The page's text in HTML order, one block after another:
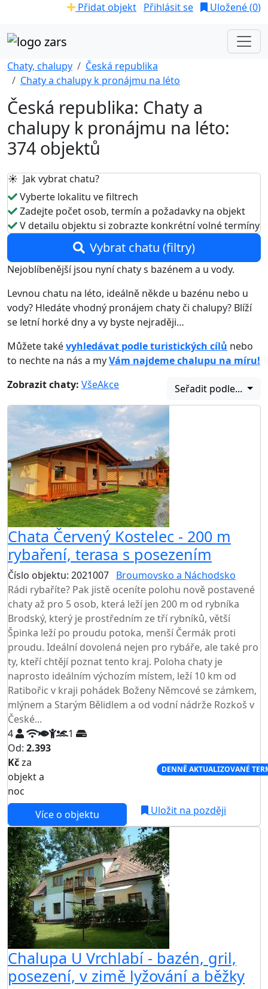
Přidat objekt Přihlásit se Uložené (0)
Chaty, chalupy
Česká republika
Chaty a chalupy k pronájmu na léto
Česká republika: Chaty a
chalupy k pronájmu na léto:
374 objektů
☀️ Jak vybrat chatu?
Vyberte lokalitu ve filtrech
Zadejte počet osob, termín a požadavky na objekt
V detailu objektu si zobrazte konkrétní volné termíny
Vybrat chatu (filtry)
Nejoblíbenější jsou nyní chaty s bazénem a u vody.
Levnou chatu na léto, ideálně někde u bazénu nebo u
vody? Hledáte vhodný pronájem chaty či chalupy? Blíží
se letní horké dny a vy byste nejraději…
Můžete takévyhledávat podle turistických cílů nebo
to nechte na nás a myVám najdeme chalupu na míru!
Zobrazit chaty: VšeAkce Seřadit podle...
Chata Červený Kostelec - 200 m
rybaření, terasa s posezením
Číslo objektu: 2021007 Broumovsko a Náchodsko
Rádi rybaříte? Pak jistě oceníte polohu nově postavené
chaty až pro 5 osob, která leží jen 200 m od rybníka
Brodský, který je prostředním ze tří rybníků, větší
Špinka leží po proudu potoka, menší Čermák proti
proudu. Ideální dovolená nejen pro rybáře, ale také pro
ty, kteří chtějí poznat tento kraj. Poloha chaty je
naprosto ideálním výchozím místem, leží 10 km od
Ratibořic v kraji pohádek Boženy Němcové se zámkem,
mlýnem a Starým Bělidlem a od vodní nádrže Rozkoš v
České...
4
1
Od: 2.393
Kčza
objekt a
noc
DENNĚ AKTUALIZOVANÉ
Více o objektu Uložit na později
Chalupa U Vrchlabí - bazén, gril,
posezení, v zimě lyžování a běžky